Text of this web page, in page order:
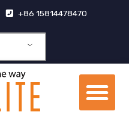
+86 15814478470